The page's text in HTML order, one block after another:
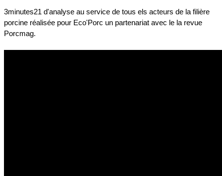
3minutes21 d'analyse au service de tous els acteurs de la filière
porcine réalisée pour Eco'Porc un partenariat avec le la revue
Porcmag.